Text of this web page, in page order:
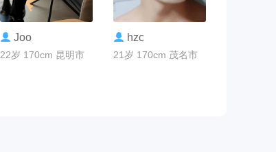
Joo
22岁 170cm 昆明市
hzc
21岁 170cm 茂名市